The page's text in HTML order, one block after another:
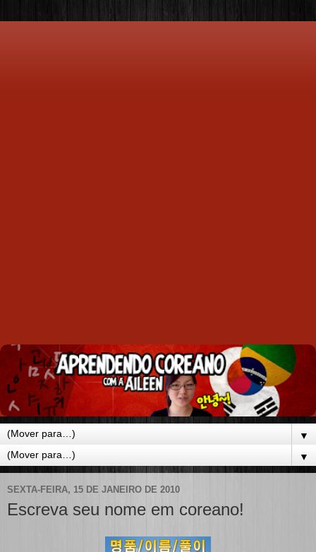
▼
▼
SEXTA-FEIRA, 15 DE JANEIRO DE 2010
Escreva seu nome em coreano!